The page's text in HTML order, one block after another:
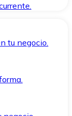
tu negocio.